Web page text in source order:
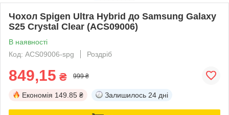
Чохол Spigen Ultra Hybrid до Samsung Galaxy
S25 Crystal Clear (ACS09006)
В наявності
Код: ACS09006-spg
Роздріб
849,15 ₴ 999 ₴
Економія 149.85 ₴ Залишилось 24 дні